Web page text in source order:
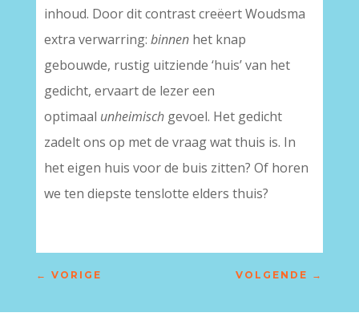
inhoud. Door dit contrast creëert Woudsma
extra verwarring: binnenhet knap
gebouwde, rustig uitziende ‘huis’ van het
gedicht, ervaart de lezer een
optimaal unheimischgevoel. Het gedicht
zadelt ons op met de vraag wat thuis is. In
het eigen huis voor de buis zitten? Of horen
we ten diepste tenslotte elders thuis?
← VORIGE VOLGENDE →